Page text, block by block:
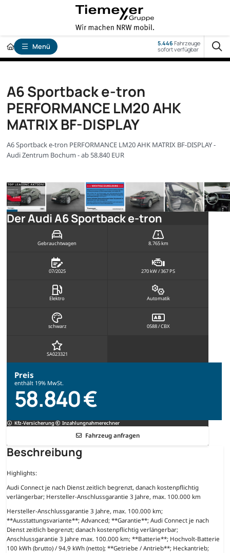
Menü 5.446Fahrzeuge
sofort verfügbar
A6 Sportback e-tron
PERFORMANCE LM20 AHK
MATRIX BF-DISPLAY
A6 Sportback e-tron PERFORMANCE LM20 AHK MATRIX BF-DISPLAY -
Audi Zentrum Bochum - ab 58.840 EUR
Der Audi A6 Sportback e-tron
Gebrauchtwagen 8.765 km
07/2025 270 kW / 367 PS
Elektro Automatik
schwarz 0588 / CBX
SA023321
Preis
enthält 19% MwSt.
58.840 €
Kfz-Versicherung Inzahlungnahmerechner
Fahrzeug anfragen
Beschreibung
Highlights:
Audi Connect je nach Dienst zeitlich begrenzt, danach kostenpflichtig
verlängerbar; Hersteller-Anschlussgarantie 3 Jahre, max. 100.000 km
Hersteller-Anschlussgarantie 3 Jahre, max. 100.000 km;
**Ausstattungsvariante**; Advanced; **Garantie**; Audi Connect je nach
Dienst zeitlich begrenzt; danach kostenpflichtig verlängerbar;
Anschlussgarantie 3 Jahre max. 100.000 km; **Batterie**; Hochvolt-Batterie
100 kWh (brutto) / 94,9 kWh (netto); **Getriebe / Antrieb**; Heckantrieb;